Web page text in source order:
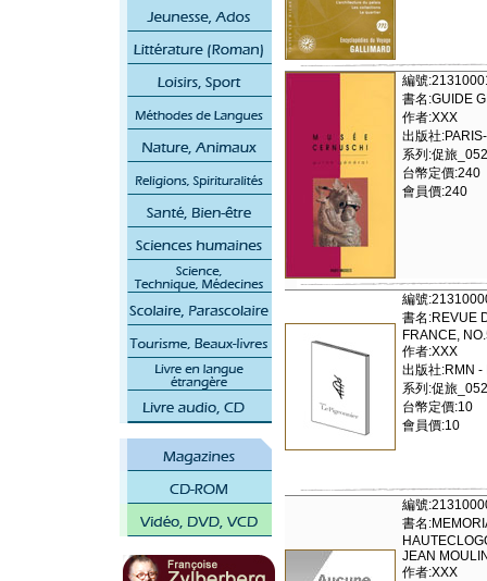
編號
書名:GUIDE
作者:XXX
出版社
系列:促旅
台幣定價:240
會員價:240
編號
書名:REVUE
FRANCE,
作者:XXX
出版社:RMN -
系列:促旅
台幣定價:10
會員價:10
編號
書名
JEAN
作者:XXX